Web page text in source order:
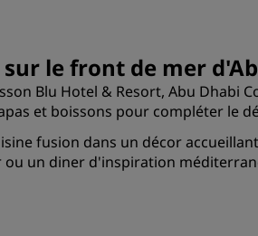
le front de mer
Blu Hotel & Resort, Abu Dhabi
et boissons pour compléter le
fusion dans un décor
un diner d'inspiration